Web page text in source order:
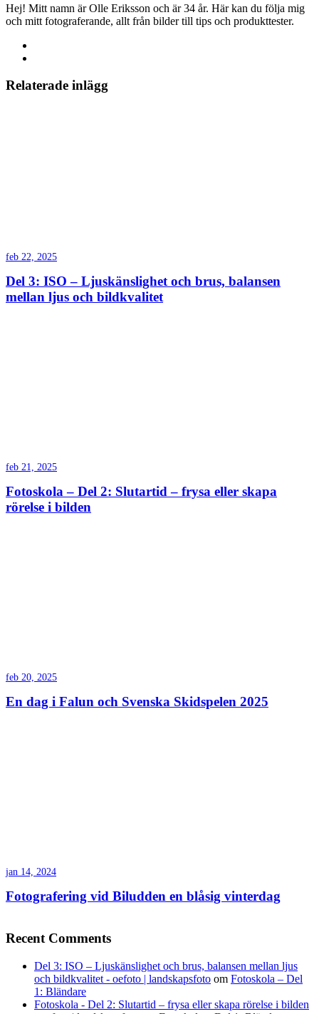
Hej! Mitt namn är Olle Eriksson och är 34 år. Här kan du följa mig
och mitt fotograferande, allt från bilder till tips och produkttester.
Relaterade inlägg
feb 22, 2025
Del 3: ISO – Ljuskänslighet och brus, balansen
mellan ljus och bildkvalitet
feb 21, 2025
Fotoskola – Del 2: Slutartid – frysa eller skapa
rörelse i bilden
feb 20, 2025
En dag i Falun och Svenska Skidspelen 2025
jan 14, 2024
Fotografering vid Biludden en blåsig vinterdag
Recent Comments
Del 3: ISO – Ljuskänslighet och brus, balansen mellan ljus
och bildkvalitet - oefoto | landskapsfoto om Fotoskola – Del
1: Bländare
Fotoskola - Del 2: Slutartid – frysa eller skapa rörelse i bilden